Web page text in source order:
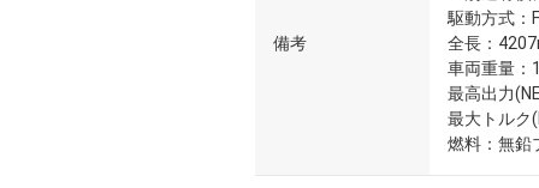
備考
駆動方式：
全長：
車両重量：
最高出力
最大トルク
燃料：無鉛